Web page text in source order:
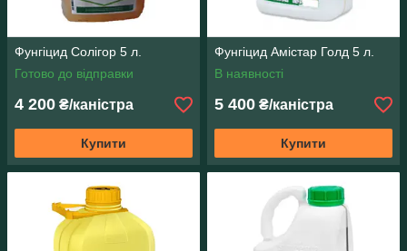
Фунгіцид Солігор 5 л.
Готово до відправки
4 200 ₴/каністра
Купити
Фунгіцид Амістар Голд 5 л.
В наявності
5 400 ₴/каністра
Купити